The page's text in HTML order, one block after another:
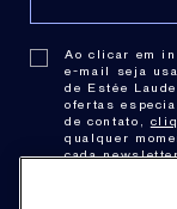
Sem óleo
Não
Lauril Sulfato
Sulfitos,
Ao clicar em
e-mail seja
de Estée
ofertas
de contato,
qualquer
cada